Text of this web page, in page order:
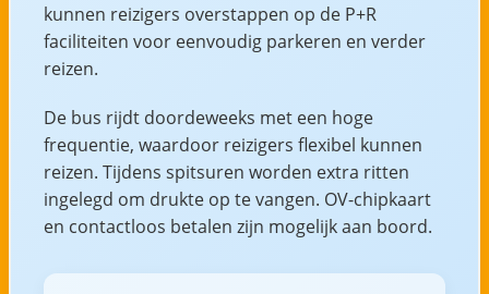
kunnen reizigers overstappen op de P+R
faciliteiten voor eenvoudig parkeren en verder
reizen.
De bus rijdt doordeweeks met een hoge
frequentie, waardoor reizigers flexibel kunnen
reizen. Tijdens spitsuren worden extra ritten
ingelegd om drukte op te vangen. OV-chipkaart
en contactloos betalen zijn mogelijk aan boord.